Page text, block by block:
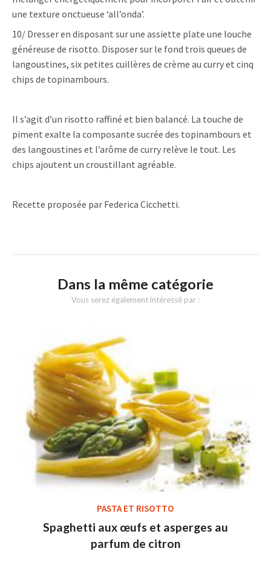
une texture onctueuse ‘all’onda’.
10/ Dresser en disposant sur une assiette plate une louche
généreuse de risotto. Disposer sur le fond trois queues de
langoustines, six petites cuillères de crème au curry et cinq
chips de topinambours.
Il s’agit d’un risotto raffiné et bien balancé. La touche de
piment exalte la composante sucrée des topinambours et
des langoustines et l’arôme de curry relève le tout. Les
chips ajoutent un croustillant agréable.
Recette proposée par Federica Cicchetti.
Dans la même catégorie
Vous serez également intéressé par :
PASTA ET RISOTTO
Spaghetti aux œufs et asperges au
parfum de citron